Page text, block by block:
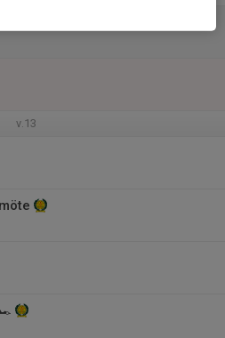
v.13